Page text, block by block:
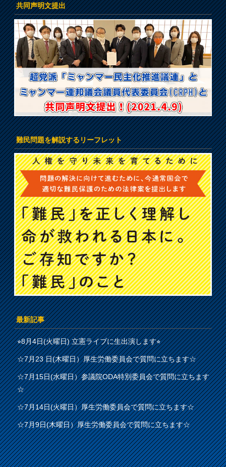
共同声明文提出
難民問題を解説するリーフレット
最新記事
⭐︎8月4日(火曜日) 立憲ライブに生出演します⭐︎
☆7月23 日(木曜日）厚生労働委員会で質問に立ちます☆
☆7月15日(水曜日）参議院ODA特別委員会で質問に立ちます
☆
☆7月14日(火曜日）厚生労働委員会で質問に立ちます☆
☆7月9日(木曜日）厚生労働委員会で質問に立ちます☆